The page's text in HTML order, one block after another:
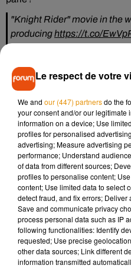
"Knight Rider" movie in the
producinghttps://t.co/
— Variety (@Variety)
Le respect de votre
We and our (447) partnersdo the
your consent and/or our legitimate
information on a device; Use
profiles for personalised
advertising; Measure advertising
performance; Understand
of data from different sources;
profiles to personalise content;
content; Use limited data to select
detect fraud, and fix errors;
Save and communicate privacy
process personal data such as IP
following functionalities: Identify
requested; Use precise
other data sources; Link different
information transmitted